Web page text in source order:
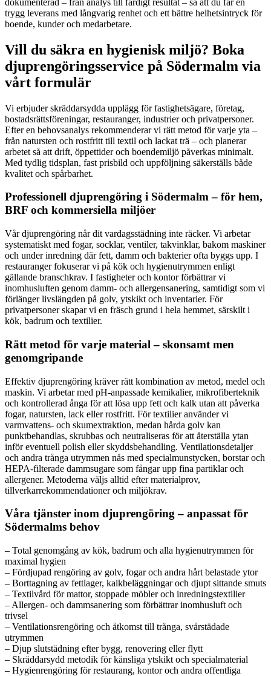
trygg leverans med långvarig renhet och ett bättre helhetsintryck för
boende, kunder och medarbetare.
Vill du säkra en hygienisk miljö? Boka
djuprengöringsservice på Södermalm via
vårt formulär
Vi erbjuder skräddarsydda upplägg för fastighetsägare, företag,
bostadsrättsföreningar, restauranger, industrier och privatpersoner.
Efter en behovsanalys rekommenderar vi rätt metod för varje yta –
från natursten och rostfritt till textil och lackat trä – och planerar
arbetet så att drift, öppettider och boendemiljö påverkas minimalt.
Med tydlig tidsplan, fast prisbild och uppföljning säkerställs både
kvalitet och spårbarhet.
Professionell djuprengöring i Södermalm – för hem,
BRF och kommersiella miljöer
Vår djuprengöring når dit vardagsstädning inte räcker. Vi arbetar
systematiskt med fogar, socklar, ventiler, takvinklar, bakom maskiner
och under inredning där fett, damm och bakterier ofta byggs upp. I
restauranger fokuserar vi på kök och hygienutrymmen enligt
gällande branschkrav. I fastigheter och kontor förbättrar vi
inomhusluften genom damm- och allergensanering, samtidigt som vi
förlänger livslängden på golv, ytskikt och inventarier. För
privatpersoner skapar vi en fräsch grund i hela hemmet, särskilt i
kök, badrum och textilier.
Rätt metod för varje material – skonsamt men
genomgripande
Effektiv djuprengöring kräver rätt kombination av metod, medel och
maskin. Vi arbetar med pH-anpassade kemikalier, mikrofiberteknik
och kontrollerad ånga för att lösa upp fett och kalk utan att påverka
fogar, natursten, lack eller rostfritt. För textilier använder vi
varmvattens- och skumextraktion, medan hårda golv kan
punktbehandlas, skrubbas och neutraliseras för att återställa ytan
inför eventuell polish eller skyddsbehandling. Ventilationsdetaljer
och andra trånga utrymmen nås med specialmunstycken, borstar och
HEPA-filterade dammsugare som fångar upp fina partiklar och
allergener. Metoderna väljs alltid efter materialprov,
tillverkarrekommendationer och miljökrav.
Våra tjänster inom djuprengöring – anpassat för
Södermalms behov
– Total genomgång av kök, badrum och alla hygienutrymmen för
maximal hygien
– Fördjupad rengöring av golv, fogar och andra hårt belastade ytor
– Borttagning av fettlager, kalkbeläggningar och djupt sittande smuts
– Textilvård för mattor, stoppade möbler och inredningstextilier
– Allergen- och dammsanering som förbättrar inomhusluft och
trivsel
– Ventilationsrengöring och åtkomst till trånga, svårstädade
utrymmen
– Djup slutstädning efter bygg, renovering eller flytt
– Skräddarsydd metodik för känsliga ytskikt och specialmaterial
– Hygienrengöring för restaurang, kontor och andra offentliga